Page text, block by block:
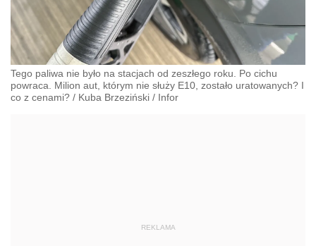
Tego paliwa nie było na stacjach od zeszłego roku. Po cichu
powraca. Milion aut, którym nie służy E10, zostało uratowanych? I
co z cenami? / Kuba Brzeziński / Infor